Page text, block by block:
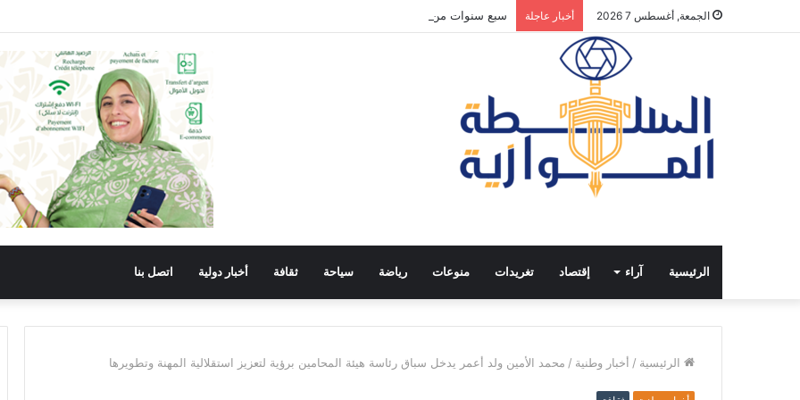
الجمعة, أغسطس 7 2026 أخبار عاجلة سبع سنوات من الانفتاح والانجاز في خدمة الوطن والمواطن.
الرئيسية آراء إقتصاد تغريدات منوعات رياضة سياحة ثقافة أخبار دولية اتصل بنا
الرئيسية / أخبار وطنية / محمد الأمين ولد أعمر يدخل سباق رئاسة هيئة المحامين برؤية لتعزيز استقلالية المهنة وتطويرها